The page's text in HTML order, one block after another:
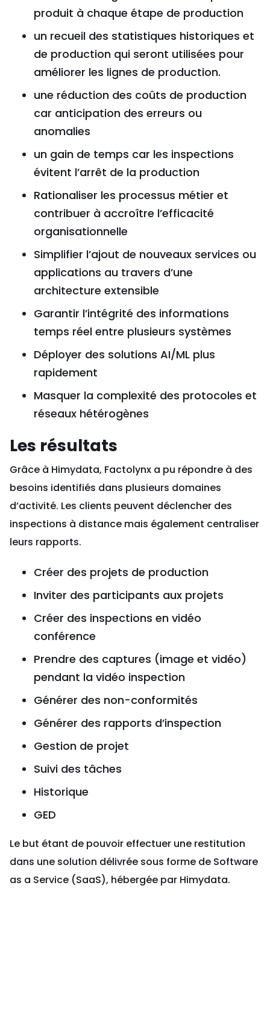
produit à chaque étape de production
un recueil des statistiques historiques et
de production qui seront utilisées pour
améliorer les lignes de production.
une réduction des coûts de production
car anticipation des erreurs ou
anomalies
un gain de temps car les inspections
évitent l’arrêt de la production
Rationaliser les processus métier et
contribuer à accroître l’efficacité
organisationnelle
Simplifier l’ajout de nouveaux services ou
applications au travers d’une
architecture extensible
Garantir l’intégrité des informations
temps réel entre plusieurs systèmes
Déployer des solutions AI/ML plus
rapidement
Masquer la complexité des protocoles et
réseaux hétérogènes
Les résultats
Grâce à Himydata, Factolynx a pu répondre à des
besoins identifiés dans plusieurs domaines
d’activité. Les clients peuvent déclencher des
inspections à distance mais également centraliser
leurs rapports.
Créer des projets de production
Inviter des participants aux projets
Créer des inspections en vidéo
conférence
Prendre des captures (image et vidéo)
pendant la vidéo inspection
Générer des non-conformités
Générer des rapports d’inspection
Gestion de projet
Suivi des tâches
Historique
GED
Le but étant de pouvoir effectuer une restitution
dans une solution délivrée sous forme de Software
as a Service (SaaS), hébergée par Himydata.